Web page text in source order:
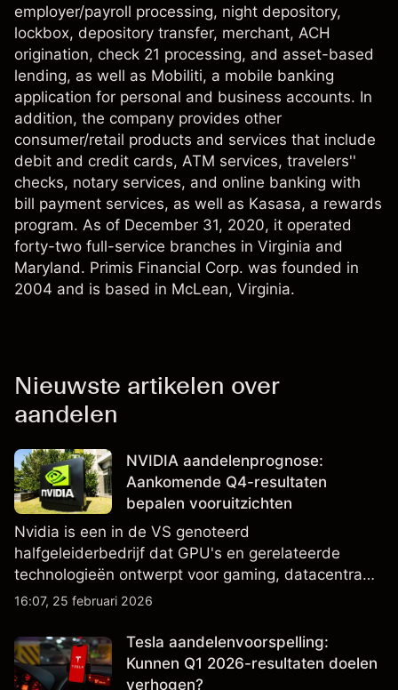
employer/payroll processing, night depository,
lockbox, depository transfer, merchant, ACH
origination, check 21 processing, and asset-based
lending, as well as Mobiliti, a mobile banking
application for personal and business accounts. In
addition, the company provides other
consumer/retail products and services that include
debit and credit cards, ATM services, travelers''
checks, notary services, and online banking with
bill payment services, as well as Kasasa, a rewards
program. As of December 31, 2020, it operated
forty-two full-service branches in Virginia and
Maryland. Primis Financial Corp. was founded in
2004 and is based in McLean, Virginia.
Nieuwste artikelen over
aandelen
NVIDIA aandelenprognose:
Aankomende Q4-resultaten
bepalen vooruitzichten
Nvidia is een in de VS genoteerd
halfgeleiderbedrijf dat GPU's en gerelateerde
technologieën ontwerpt voor gaming, datacentra
en AI, en is een belangrijke component van
NVDA-koersdoelen en technische analyse.
16:07, 25 februari 2026
Tesla aandelenvoorspelling:
Kunnen Q1 2026-resultaten doelen
verhogen?